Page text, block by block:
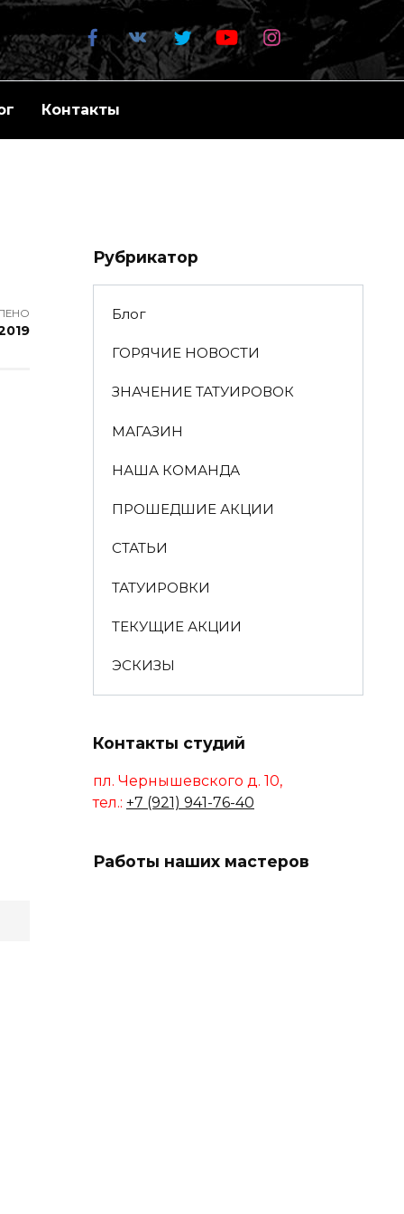
Контакты
Рубрикатор
Блог
ГОРЯЧИЕ НОВОСТИ
ЗНАЧЕНИЕ ТАТУИРОВОК
МАГАЗИН
НАША КОМАНДА
ПРОШЕДШИЕ АКЦИИ
СТАТЬИ
ТАТУИРОВКИ
ТЕКУЩИЕ АКЦИИ
ЭСКИЗЫ
Контакты студий
пл. Чернышевского д. 10,
тел.: +7 (921) 941-76-40
Работы наших мастеров